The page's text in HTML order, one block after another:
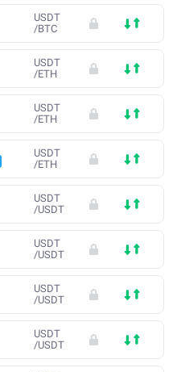
USDT
/BTC
USDT
/ETH
USDT
/ETH
USDT
/ETH
USDT
/USDT
USDT
/USDT
USDT
/USDT
USDT
/USDT